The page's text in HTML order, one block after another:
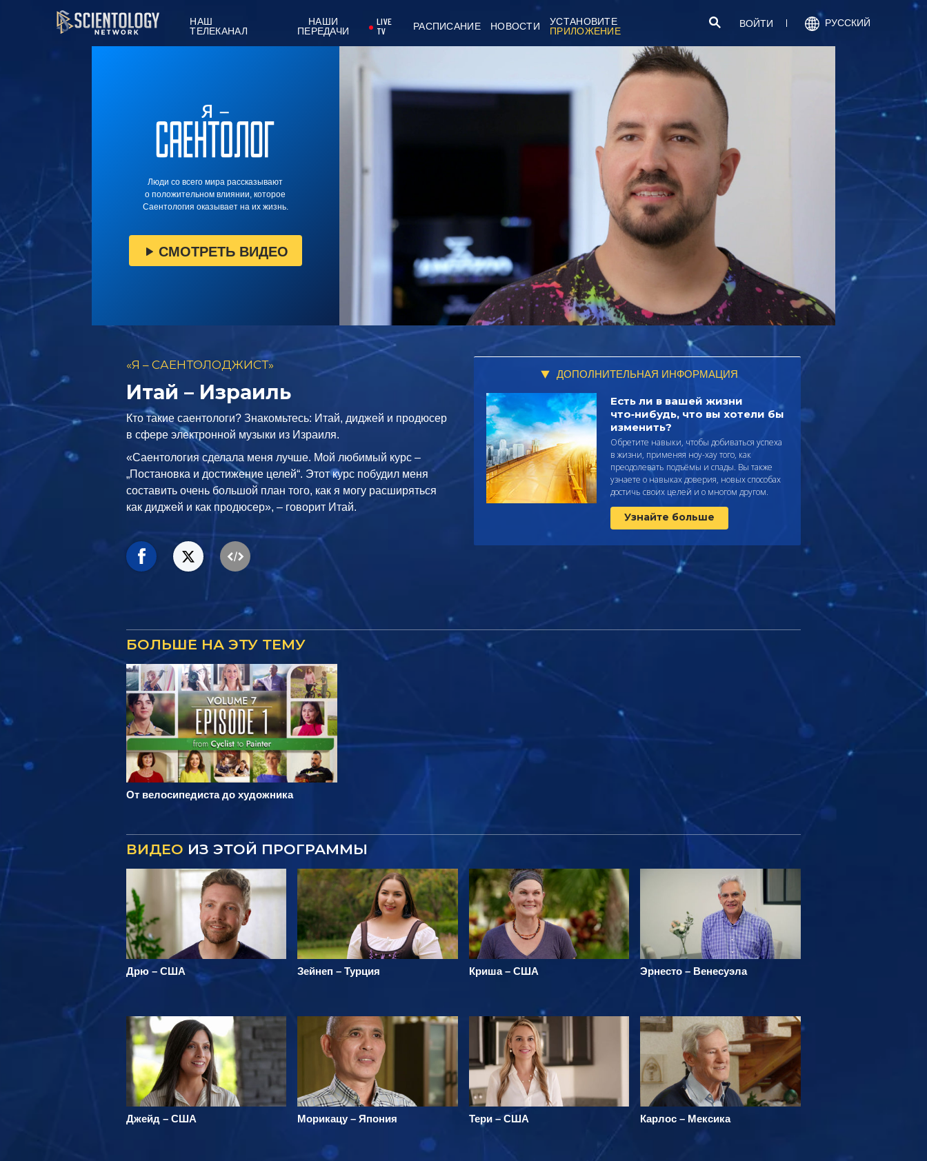
НАШ
ТЕЛЕКАНАЛ
НАШИ
ПЕРЕДАЧИ
LIVE
TV
РАСПИСАНИЕ НОВОСТИ
УСТАНОВИТЕ
ПРИЛОЖЕНИЕ
ВОЙТИ РУССКИЙ
Люди со всего мира рассказывают
о положительном влиянии, которое
Саентология оказывает на их жизнь.
СМОТРЕТЬ ВИДЕО
«Я – САЕНТОЛОДЖИСТ»
Итай – Израиль
Кто такие саентологи? Знакомьтесь: Итай, диджей и продюсер
в сфере электронной музыки из Израиля.
«Саентология сделала меня лучше. Мой любимый курс –
„Постановка и достижение целей“. Этот курс побудил меня
составить очень большой план того, как я могу расширяться
как диджей и как продюсер», – говорит Итай.
ДОПОЛНИТЕЛЬНАЯ ИНФОРМАЦИЯ
Есть ли в вашей жизни
что‑нибудь, что вы хотели бы
изменить?
Обретите навыки, чтобы добиваться успеха
в жизни, применяя ноу-хау того, как
преодолевать подъёмы и спады. Вы также
узнаете о навыках доверия, новых способах
достичь своих целей и о многом другом.
Узнайте больше
БОЛЬШЕ НА ЭТУ ТЕМУ
От велосипедиста до художника
ВИДЕО ИЗ ЭТОЙ ПРОГРАММЫ
Дрю – США Зейнеп – Турция Криша – США Эрнесто – Венесуэла
Джейд – США Морикацу – Япония Тери – США Карлос – Мексика